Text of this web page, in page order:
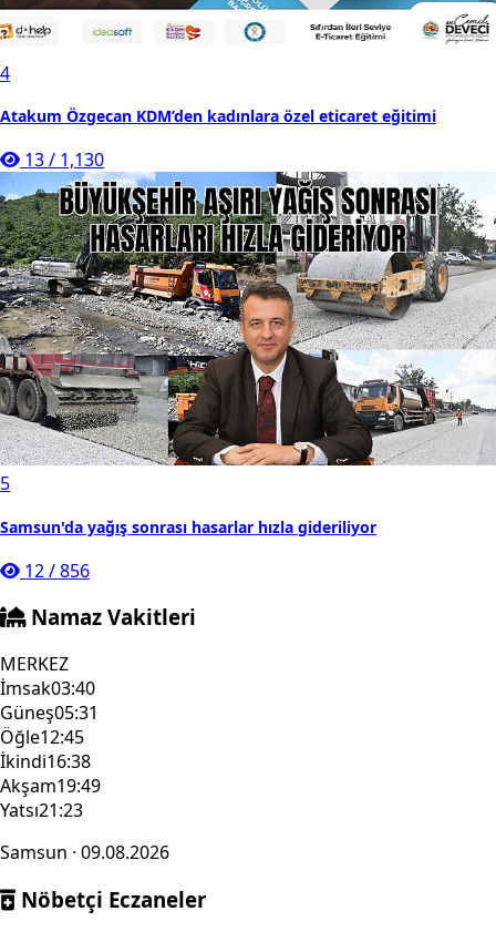
4
Atakum Özgecan KDM’den kadınlara özel eticaret eğitimi
13/ 1,130
5
Samsun'da yağış sonrası hasarlar hızla gideriliyor
12/856
Namaz Vakitleri
MERKEZ
İmsak03:40
Güneş05:31
Öğle12:45
İkindi16:38
Akşam19:49
Yatsı21:23
Samsun · 09.08.2026
Nöbetçi Eczaneler